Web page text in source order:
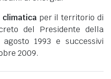
climaticaper il territorio di
del Presidente della
1993 e successivi
2009.